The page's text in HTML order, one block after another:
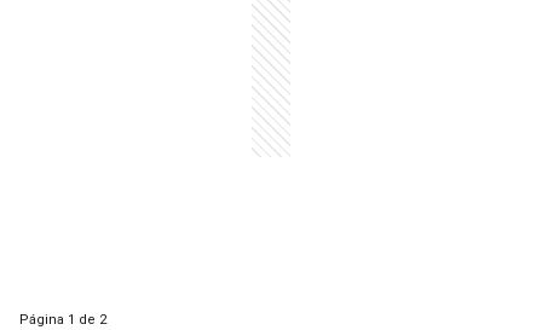
Página 1 de 2